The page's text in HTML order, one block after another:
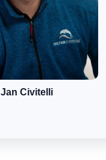
Jan Civitelli